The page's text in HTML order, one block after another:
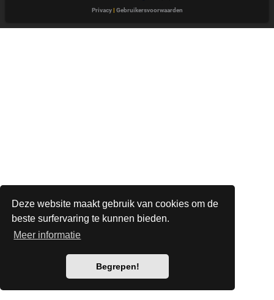
Deze website maakt gebruik van cookies om de
beste surfervaring te kunnen bieden.
Meer informatie
Begrepen!
Privacy| Gebruikersvoorwaarden